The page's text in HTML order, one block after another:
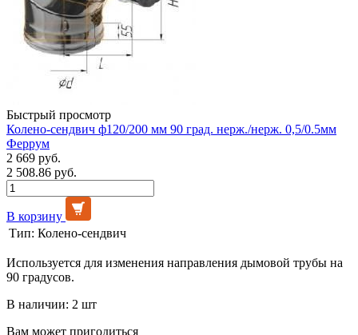
Быстрый просмотр
Колено-сендвич ф120/200 мм 90 град. нерж./нерж. 0,5/0.5мм
Феррум
2 669 руб.
2 508.86 руб.
В корзину
Тип: Колено-сендвич
Используется для изменения направления дымовой трубы на
90 градусов.
В наличии: 2 шт
Вам может пригодиться